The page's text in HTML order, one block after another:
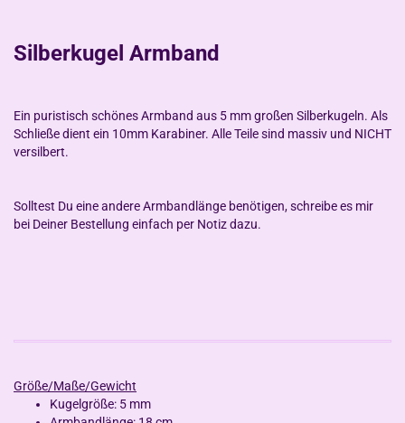
Silberkugel Armband
Ein puristisch schönes Armband aus 5 mm großen Silberkugeln. Als
Schließe dient ein 10mm Karabiner. Alle Teile sind massiv und NICHT
versilbert.
Solltest Du eine andere Armbandlänge benötigen, schreibe es mir
bei Deiner Bestellung einfach per Notiz dazu.
Größe/Maße/Gewicht
Kugelgröße: 5 mm